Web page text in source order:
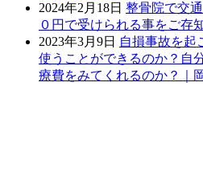
2024年2月18日 整骨院で交
０円で受けられる事をご存
2023年3月9日 自損事故を起
使うことができるのか？自
療費をみてくれるのか？｜